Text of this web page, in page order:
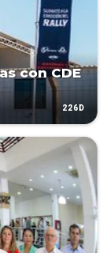
con CDE
226D